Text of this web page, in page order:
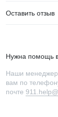
Оставить отзыв
Нужна помощь
Наши
вам по
почте